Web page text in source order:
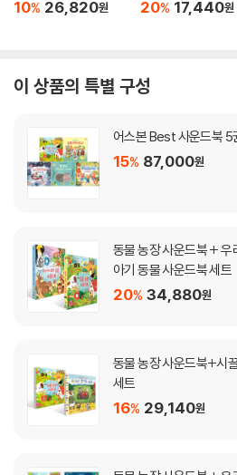
10% 26,820원 20% 17,440원
이 상품의 특별 구성
어스본 Best 사운드북 5
15% 87,000원
동물 농장 사운드북 + 우
아기 동물 사운드북 세트
20% 34,880원
동물 농장 사운드북+시
세트
16% 29,140원